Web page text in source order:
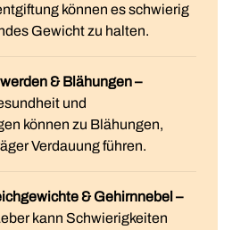
können es schwierig
Gewicht zu halten.
& Blähungen –
und
können zu Blähungen,
Verdauung führen.
& Gehirnnebel –
kann Schwierigkeiten